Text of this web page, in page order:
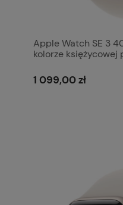
Apple Watch SE 3
kolorze
MEH54MP/A
1 099,00 zł